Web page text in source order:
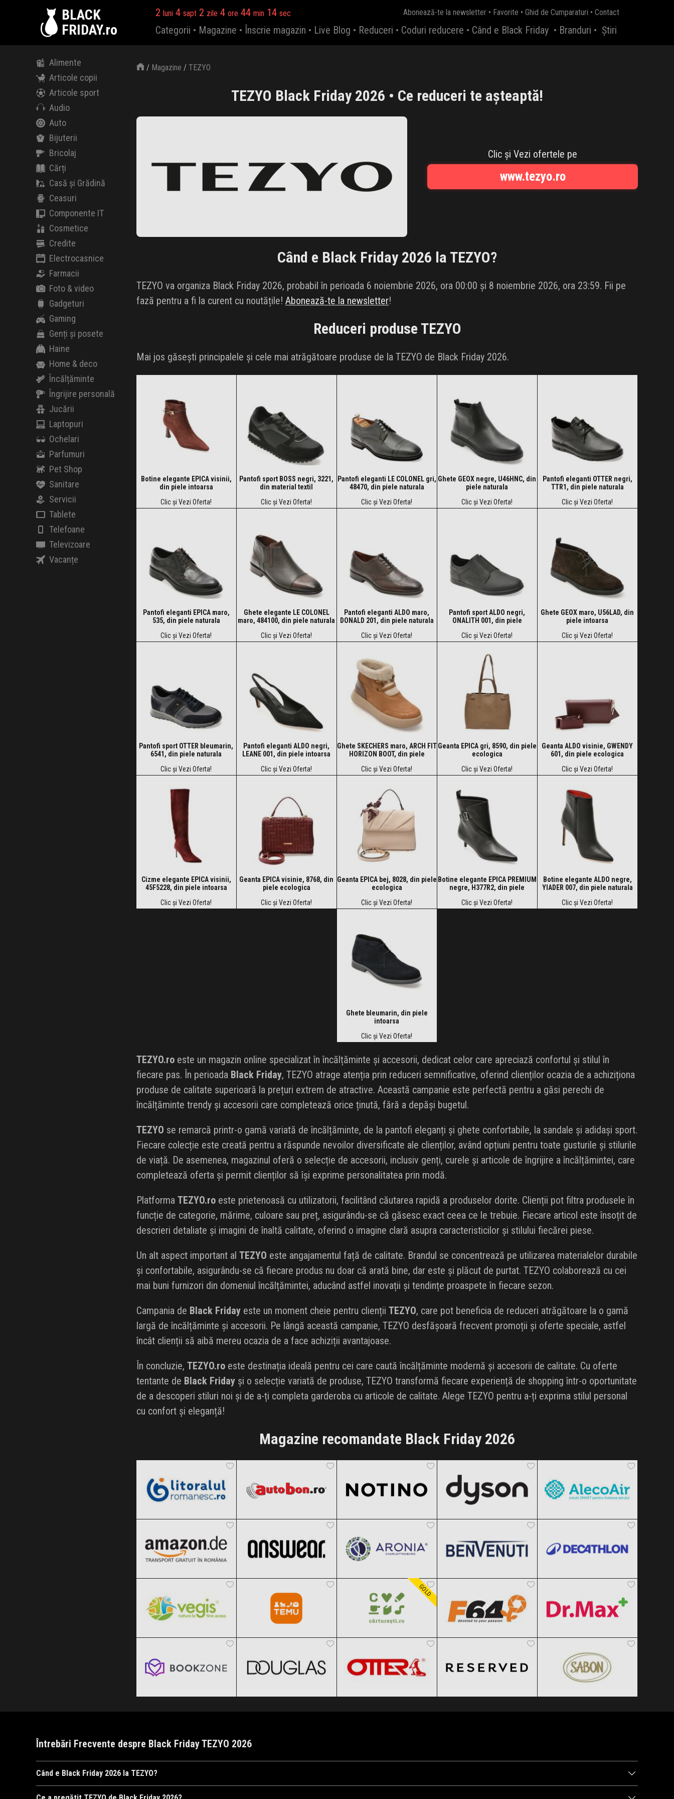
BLACK
FRIDAY.ro
2 luni 4 sapt 2 zile 4 ore 44 min 13 sec Abonează-te la newsletter • Favorite • Ghid de Cumparaturi • Contact
Categorii • Magazine • Înscrie magazin • Live Blog • Reduceri • Coduri reducere • Când e Black Friday • Branduri • Știri
Alimente
Articole copii
Articole sport
Audio
Auto
Bijuterii
Bricolaj
Cărți
Casă și Grădină
Ceasuri
Componente IT
Cosmetice
Credite
Electrocasnice
Farmacii
Foto & video
Gadgeturi
Gaming
Genți și posete
Haine
Home & deco
Încălțăminte
Îngrijire personală
Jucării
Laptopuri
Ochelari
Parfumuri
Pet Shop
Sanitare
Servicii
Tablete
Telefoane
Televizoare
Vacanțe
/ Magazine / TEZYO
TEZYO Black Friday 2026 • Ce reduceri te așteaptă!
Clic și Vezi ofertele pe
www.tezyo.ro
Când e Black Friday 2026 la TEZYO?
TEZYO va organiza Black Friday 2026, probabil în perioada 6 noiembrie 2026, ora 00:00 și 8 noiembrie 2026, ora 23:59. Fii pe
fază pentru a fi la curent cu noutățile! Abonează-te la newsletter!
Reduceri produse TEZYO
Mai jos găsești principalele și cele mai atrăgătoare produse de la TEZYO de Black Friday 2026.
Botine elegante EPICA visinii,
din piele intoarsa
Clic și Vezi Oferta!
Pantofi sport BOSS negri, 3221,
din material textil
Clic și Vezi Oferta!
Pantofi eleganti LE COLONEL gri,
48470, din piele naturala
Clic și Vezi Oferta!
Ghete GEOX negre, U46HNC, din
piele naturala
Clic și Vezi Oferta!
Pantofi eleganti OTTER negri,
TTR1, din piele naturala
Clic și Vezi Oferta!
Pantofi eleganti EPICA maro,
535, din piele naturala
Clic și Vezi Oferta!
Ghete elegante LE COLONEL
maro, 484100, din piele naturala
Clic și Vezi Oferta!
Pantofi eleganti ALDO maro,
DONALD 201, din piele naturala
Clic și Vezi Oferta!
Pantofi sport ALDO negri,
ONALITH 001, din piele
Clic și Vezi Oferta!
Ghete GEOX maro, U56LAD, din
piele intoarsa
Clic și Vezi Oferta!
Pantofi sport OTTER bleumarin,
6541, din piele naturala
Clic și Vezi Oferta!
Pantofi eleganti ALDO negri,
LEANE 001, din piele intoarsa
Clic și Vezi Oferta!
Ghete SKECHERS maro, ARCH FIT
HORIZON BOOT, din piele
Clic și Vezi Oferta!
Geanta EPICA gri, 8590, din piele
ecologica
Clic și Vezi Oferta!
Geanta ALDO visinie, GWENDY
601, din piele ecologica
Clic și Vezi Oferta!
Cizme elegante EPICA visinii,
45F5228, din piele intoarsa
Clic și Vezi Oferta!
Geanta EPICA visinie, 8768, din
piele ecologica
Clic și Vezi Oferta!
Geanta EPICA bej, 8028, din piele
ecologica
Clic și Vezi Oferta!
Botine elegante EPICA PREMIUM
negre, H377R2, din piele
Clic și Vezi Oferta!
Botine elegante ALDO negre,
YIADER 007, din piele naturala
Clic și Vezi Oferta!
Ghete bleumarin, din piele
intoarsa
Clic și Vezi Oferta!
TEZYO.ro este un magazin online specializat în încălțăminte și accesorii, dedicat celor care apreciază confortul și stilul în
fiecare pas. În perioada Black Friday, TEZYO atrage atenția prin reduceri semnificative, oferind clienților ocazia de a achiziționa
produse de calitate superioară la prețuri extrem de atractive. Această campanie este perfectă pentru a găsi perechi de
încălțăminte trendy și accesorii care completează orice ținută, fără a depăși bugetul.
TEZYO se remarcă printr-o gamă variată de încălțăminte, de la pantofi eleganți și ghete confortabile, la sandale și adidași sport.
Fiecare colecție este creată pentru a răspunde nevoilor diversificate ale clienților, având opțiuni pentru toate gusturile și stilurile
de viață. De asemenea, magazinul oferă o selecție de accesorii, inclusiv genți, curele și articole de îngrijire a încălțămintei, care
completează oferta și permit clienților să își exprime personalitatea prin modă.
Platforma TEZYO.ro este prietenoasă cu utilizatorii, facilitând căutarea rapidă a produselor dorite. Clienții pot filtra produsele în
funcție de categorie, mărime, culoare sau preț, asigurându-se că găsesc exact ceea ce le trebuie. Fiecare articol este însoțit de
descrieri detaliate și imagini de înaltă calitate, oferind o imagine clară asupra caracteristicilor și stilului fiecărei piese.
Un alt aspect important al TEZYO este angajamentul față de calitate. Brandul se concentrează pe utilizarea materialelor durabile
și confortabile, asigurându-se că fiecare produs nu doar că arată bine, dar este și plăcut de purtat. TEZYO colaborează cu cei
mai buni furnizori din domeniul încălțămintei, aducând astfel inovații și tendințe proaspete în fiecare sezon.
Campania de Black Friday este un moment cheie pentru clienții TEZYO, care pot beneficia de reduceri atrăgătoare la o gamă
largă de încălțăminte și accesorii. Pe lângă această campanie, TEZYO desfășoară frecvent promoții și oferte speciale, astfel
încât clienții să aibă mereu ocazia de a face achiziții avantajoase.
În concluzie, TEZYO.ro este destinația ideală pentru cei care caută încălțăminte modernă și accesorii de calitate. Cu oferte
tentante de Black Friday și o selecție variată de produse, TEZYO transformă fiecare experiență de shopping într-o oportunitate
de a descoperi stiluri noi și de a-ți completa garderoba cu articole de calitate. Alege TEZYO pentru a-ți exprima stilul personal
cu confort și eleganță!
Magazine recomandate Black Friday 2026
Clic și Vezi Ofertele! Clic și Vezi Ofertele! Clic și Vezi Ofertele! Clic și Vezi Ofertele! Clic și Vezi Ofertele!
Clic și Vezi Ofertele! Clic și Vezi Ofertele! Clic și Vezi Ofertele! Clic și Vezi Ofertele! Clic și Vezi Ofertele!
Clic și Vezi Ofertele! Clic și Vezi Ofertele!
Black Friday 2026
Clic și Vezi Ofertele!
GOLD
Clic și Vezi Ofertele! Clic și Vezi Ofertele!
Clic și Vezi Ofertele! Clic și Vezi Ofertele! Clic și Vezi Ofertele! Clic și Vezi Ofertele! Clic și Vezi Ofertele!
Întrebări Frecvente despre Black Friday TEZYO 2026
Când e Black Friday 2026 la TEZYO?
TEZYO va organiza Black Friday 2026, probabil în perioada 6 noiembrie 2026, ora 00:00 și 8 noiembrie 2026, ora 23:59. Fii pe fază pentru a fi la curent cu noutățile!